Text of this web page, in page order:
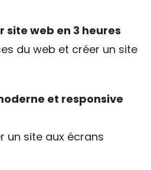
web en 3 heures
du web et créer un site
et responsive
un site aux écrans